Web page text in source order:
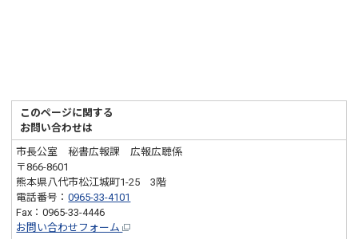
このページに関する
お問い合わせは
市長公室 秘書広報課 広報広聴係
〒866-8601
熊本県八代市松江城町1-25 3階
電話番号：0965-33-4101
Fax：0965-33-4446
お問い合わせフォーム